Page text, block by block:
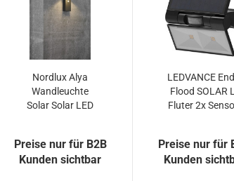
Nordlux Alya
Wandleuchte
Solar Solar LED
Preise nur für B2B
Kunden sichtbar
LEDVANCE
Flood SOLAR
Fluter 2x
Preise nur für
Kunden